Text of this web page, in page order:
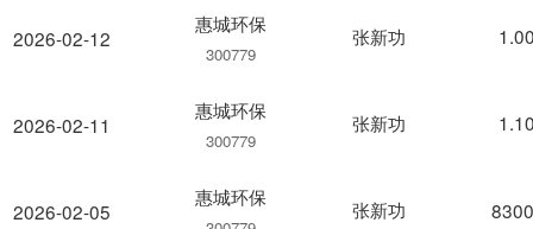
2026-02-12
2026-02-11
2026-02-05
惠城环保
300779
张新功
惠城环保
300779
张新功
惠城环保 张新功